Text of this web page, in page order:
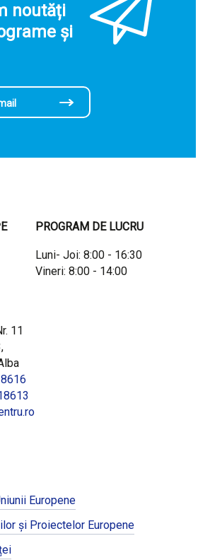
noutăți
și
PROGRAM DE LUCRU
Luni- Joi: 8:00 - 16:30
Vineri: 8:00 - 14:00
11
Europene
și Proiectelor Europene